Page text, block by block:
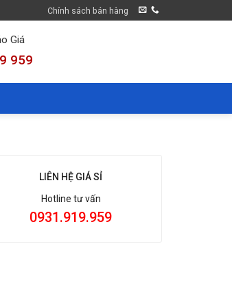
Chính sách bán hàng
Giá
959
LIÊN HỆ GIÁ SỈ
Hotline tư vấn
0931.919.959